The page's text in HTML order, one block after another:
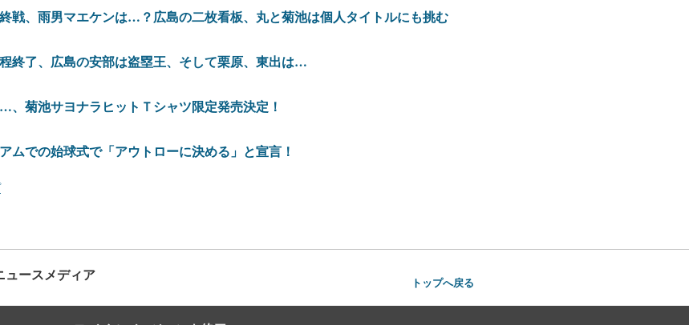
戦、雨男マエケンは…？広島の二枚看板、丸と菊池は個人タイトルにも挑む
終了、広島の安部は盗塁王、そして栗原、東出は…
、菊池サヨナラヒットＴシャツ限定発売決定！
ムでの始球式で「アウトローに決める」と宣言！
ュースメディア トップへ戻る